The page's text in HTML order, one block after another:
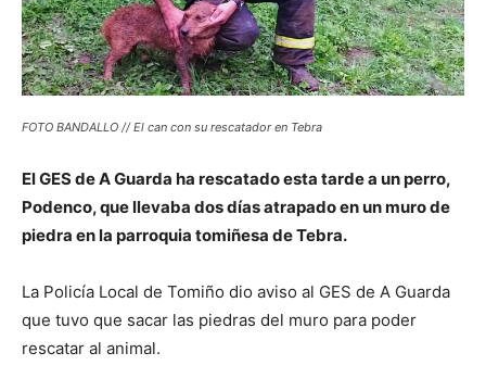
FOTO BANDALLO // El can con su rescatador en Tebra
El GES de A Guarda ha rescatado esta tarde a un perro,
Podenco, que llevaba dos días atrapado en un muro de
piedra en la parroquia tomiñesa de Tebra.
La Policía Local de Tomiño dio aviso al GES de A Guarda
que tuvo que sacar las piedras del muro para poder
rescatar al animal.